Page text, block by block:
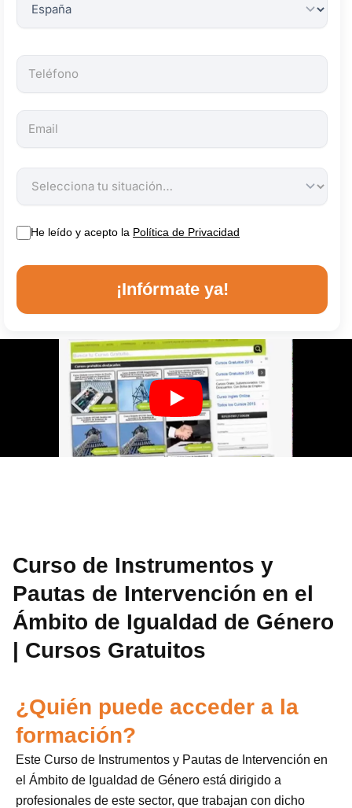
He leído y acepto la Política de Privacidad
¡Infórmate ya!
Curso de Instrumentos y
Pautas de Intervención en el
Ámbito de Igualdad de Género
| Cursos Gratuitos
¿Quién puede acceder a la
formación?
Este Curso de Instrumentos y Pautas de Intervención en
el Ámbito de Igualdad de Género está dirigido a
profesionales de este sector, que trabajan con dicho